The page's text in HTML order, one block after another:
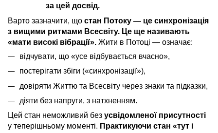
за цей досвід.
Варто зазначити, що стан Потоку — це синхронізація
з вищими ритмами Всесвіту. Це ще називають
«мати високі вібрації». Жити в Потоці — означає:
відчувати, що «усе відбувається вчасно»,
постерігати збіги («синхронізації»),
довіряти Життю та Всесвіту через знаки та підказки,
діяти без напруги, з натхненням.
Цей стан неможливий без усвідомленої присутності
у теперішньому моменті. Практикуючи стан «тут і